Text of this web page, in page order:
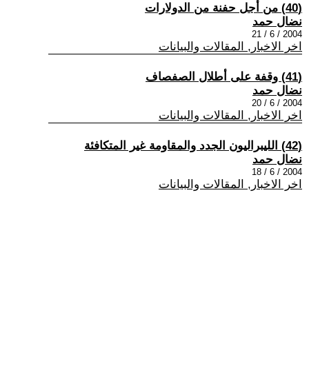
(40) من أجل حفنة من الدولارات
نضال حمد
2004 / 6 / 21
اخر الاخبار, المقالات والبيانات
(41) وقفة على أطلال الصفصاف
نضال حمد
2004 / 6 / 20
اخر الاخبار, المقالات والبيانات
(42) الليبراليون الجدد والمقاومة غير المتكافئة
نضال حمد
2004 / 6 / 18
اخر الاخبار, المقالات والبيانات